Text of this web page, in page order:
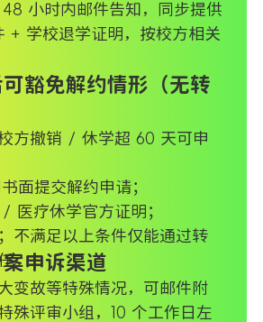
小时内邮件告知，同步提供
+ 学校退学证明，按校方相关
豁免解约情形（无转
方撤销 / 休学超 60 天可申
面提交解约申请；
医疗休学官方证明；
不满足以上条件仅能通过转
。申诉渠道
变故等特殊情况，可邮件附
殊评审小组，10 个工作日左